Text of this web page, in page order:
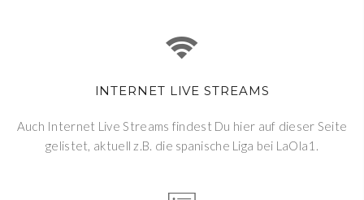
INTERNET LIVE STREAMS
Auch Internet Live Streams findest Du hier auf dieser Seite
gelistet, aktuell z.B. die spanische Liga bei LaOla1.